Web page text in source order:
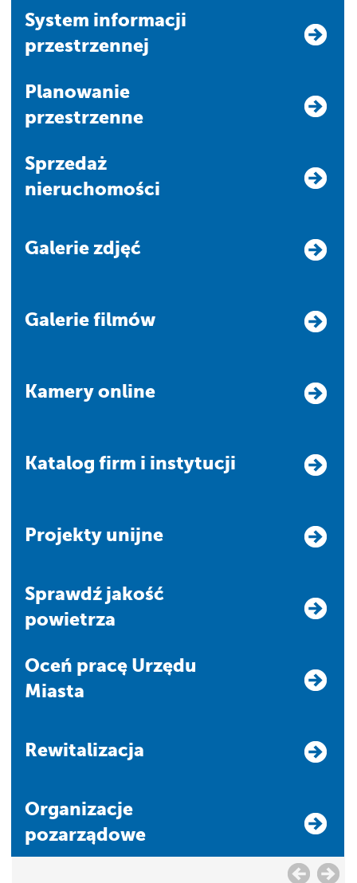
system informacji
przestrzennej
Planowanie
przestrzenne
Sprzedaż
nieruchomości
Galerie zdjęć
Galerie filmów
Kamery online
Katalog firm i instytucji
Projekty unijne
Sprawdź jakość
powietrza
Oceń pracę Urzędu
Miasta
Rewitalizacja
Organizacje
pozarządowe